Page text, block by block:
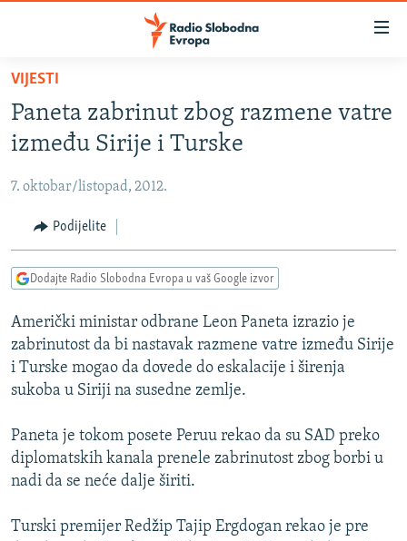
Pređite
glavni
sadržaj
na
navigaciju
Pređite
na
BOSNA I HERCEGOVINA
KOSOVO
CRNA GORA
VIDEO
FOTOGALERIJE
INFOGRAFIKE
PODCASTI
RAT U UKRAJINI
KINA NA BALKANU
RSE PRIČE IZ SVIJETA
ISPRIČAJ MI
DNEVNO@RSE
SPECIJALI RSE
VIŠE OD NASLOVA
PRATITE NAS
VIJESTI
Paneta zabrinut zbog razmene vatre
između Sirije i Turske
7. oktobar/listopad, 2012.
Podijelite
Dodajte Radio Slobodna Evropa u vaš Google izvor
Američki ministar odbrane Leon Paneta izrazio je
zabrinutost da bi nastavak razmene vatre između Sirije
i Turske mogao da dovede do eskalacije i širenja
sukoba u Siriji na susedne zemlje.
Paneta je tokom posete Peruu rekao da su SAD preko
diplomatskih kanala prenele zabrinutost zbog borbi u
nadi da se neće dalje širiti.
Turski premijer Redžip Tajip Ergdogan rekao je pre